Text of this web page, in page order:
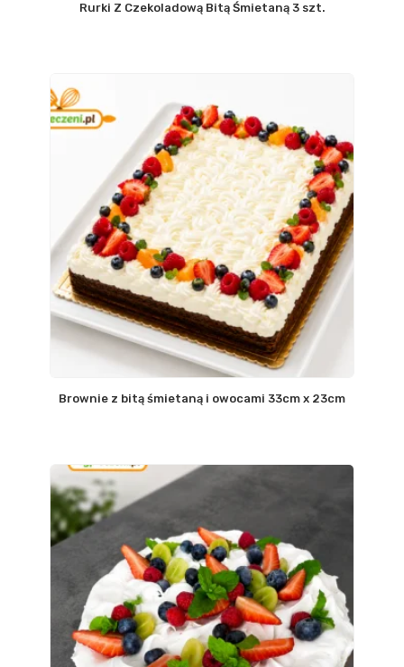
Rurki Z Czekoladową Bitą Śmietaną 3 szt.
Brownie z bitą śmietaną i owocami 33cm x 23cm